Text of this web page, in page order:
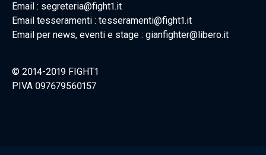
Email : segreteria@fight1.it
Email tesseramenti : tesseramenti@fight1.it
Email per news, eventi e stage : gianfighter@libero.it
© 2014-2019 FIGHT1
PIVA 097679560157